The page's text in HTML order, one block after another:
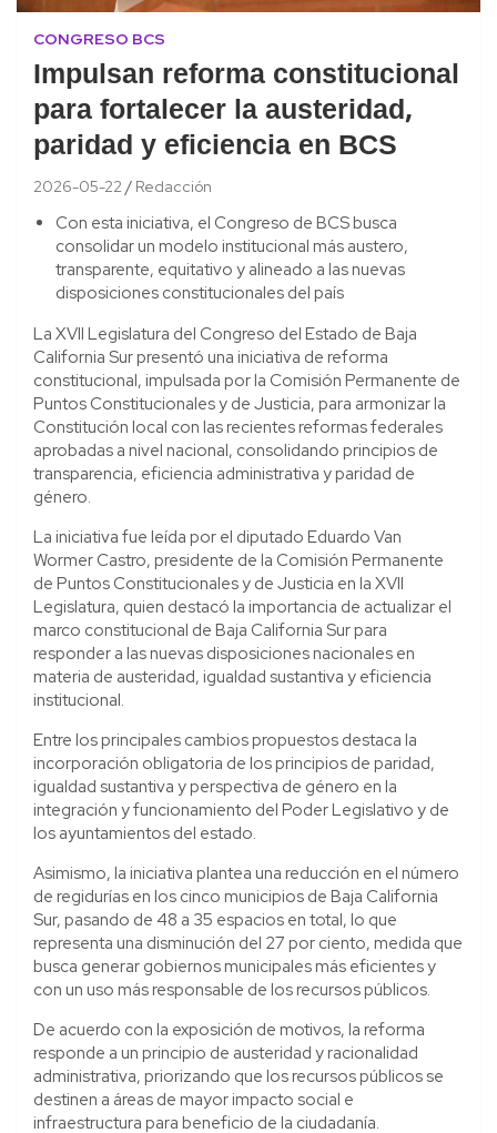
CONGRESO BCS
Impulsan reforma constitucional
para fortalecer la austeridad,
paridad y eficiencia en BCS
2026-05-22 Redacción
Con esta iniciativa, el Congreso de BCS busca
consolidar un modelo institucional más austero,
transparente, equitativo y alineado a las nuevas
disposiciones constitucionales del país
La XVII Legislatura del Congreso del Estado de Baja
California Sur presentó una iniciativa de reforma
constitucional, impulsada por la Comisión Permanente de
Puntos Constitucionales y de Justicia, para armonizar la
Constitución local con las recientes reformas federales
aprobadas a nivel nacional, consolidando principios de
transparencia, eficiencia administrativa y paridad de
género.
La iniciativa fue leída por el diputado Eduardo Van
Wormer Castro, presidente de la Comisión Permanente
de Puntos Constitucionales y de Justicia en la XVII
Legislatura, quien destacó la importancia de actualizar el
marco constitucional de Baja California Sur para
responder a las nuevas disposiciones nacionales en
materia de austeridad, igualdad sustantiva y eficiencia
institucional.
Entre los principales cambios propuestos destaca la
incorporación obligatoria de los principios de paridad,
igualdad sustantiva y perspectiva de género en la
integración y funcionamiento del Poder Legislativo y de
los ayuntamientos del estado.
Asimismo, la iniciativa plantea una reducción en el número
de regidurías en los cinco municipios de Baja California
Sur, pasando de 48 a 35 espacios en total, lo que
representa una disminución del 27 por ciento, medida que
busca generar gobiernos municipales más eficientes y
con un uso más responsable de los recursos públicos.
De acuerdo con la exposición de motivos, la reforma
responde a un principio de austeridad y racionalidad
administrativa, priorizando que los recursos públicos se
destinen a áreas de mayor impacto social e
infraestructura para beneficio de la ciudadanía.